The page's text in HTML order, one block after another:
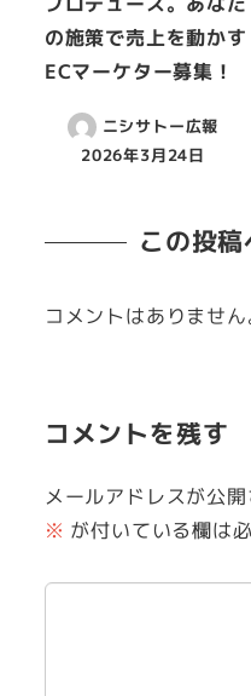
の施策で売上を動かす
ECマーケター募集！
ニシサトー広報
2026年3月24日
この投
コメントはありません
コメントを残す
メールアドレスが公
※ が付いている欄は